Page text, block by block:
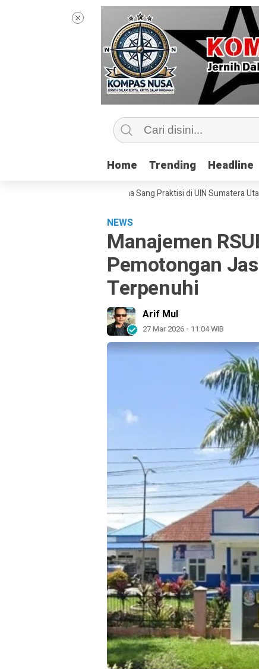
Home Trending Headline
Home Trending Headline
Kelas Jurnalisme Bersama Sang Praktisi di UIN Sumatera Utara,
NEWS
Manajemen
Pemotongan
Terpenuhi
Arif Mul
27 Mar 2026 - 11:04 WIB